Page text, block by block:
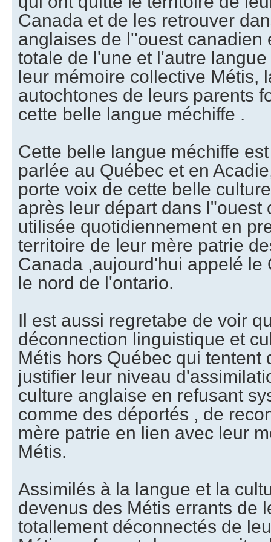
Canada et de les retrouver
anglaises de l''ouest canadien
totale de l'une et l'autre
leur mémoire collective Métis,
autochtones de leurs parents
cette belle langue méchiffe .
Cette belle langue méchiffe
parlée au Québec et en
porte voix de cette belle
après leur départ dans l"ouest
utilisée quotidiennement en
territoire de leur mère patrie
Canada ,aujourd'hui appelé le
le nord de l'ontario.
Il est aussi regretabe de voir
déconnection linguistique et
Métis hors Québec qui tentent
justifier leur niveau
culture anglaise en refusant
comme des déportés , de
mère patrie en lien avec leur
Métis.
Assimilés à la langue et la
devenus des Métis errants de
totallement déconnectés de